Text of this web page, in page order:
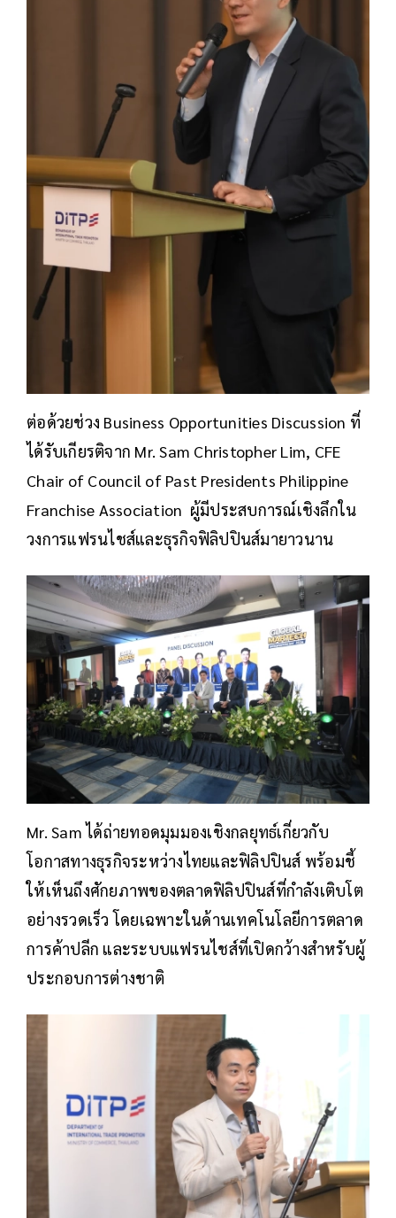
ต่อด้วยช่วง Business Opportunities Discussion ที่
ได้รับเกียรติจาก Mr. Sam Christopher Lim, CFE
Chair of Council of Past Presidents Philippine
Franchise Association ผู้มีประสบการณ์เชิงลึกใน
วงการแฟรนไชส์และธุรกิจฟิลิปปินส์มายาวนาน
Mr. Sam ได้ถ่ายทอดมุมมองเชิงกลยุทธ์เกี่ยวกับ
โอกาสทางธุรกิจระหว่างไทยและฟิลิปปินส์ พร้อมชี้
ให้เห็นถึงศักยภาพของตลาดฟิลิปปินส์ที่กำลังเติบโต
อย่างรวดเร็ว โดยเฉพาะในด้านเทคโนโลยีการตลาด
การค้าปลีก และระบบแฟรนไชส์ที่เปิดกว้างสำหรับผู้
ประกอบการต่างชาติ